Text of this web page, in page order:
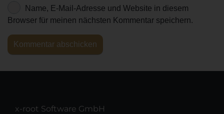
Name, E-Mail-Adresse und Website in diesem
Browser für meinen nächsten Kommentar speichern.
x-root Software GmbH